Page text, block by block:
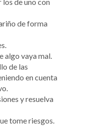
de forma
algo vaya mal.
de las
en cuenta
y resuelva
tome riesgos.